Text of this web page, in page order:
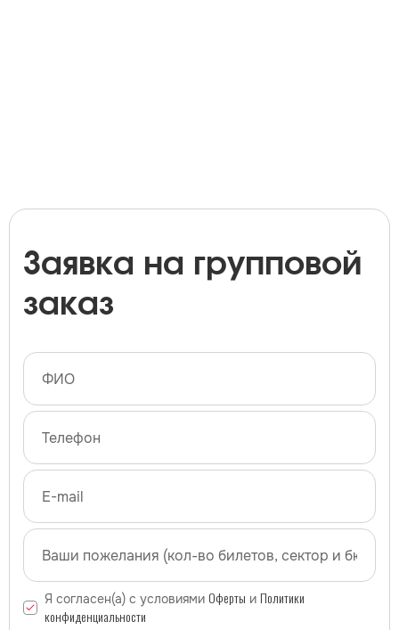
Заявка на групповой
заказ
Я согласен(а) с условиями Оферты и Политики
конфиденциальности